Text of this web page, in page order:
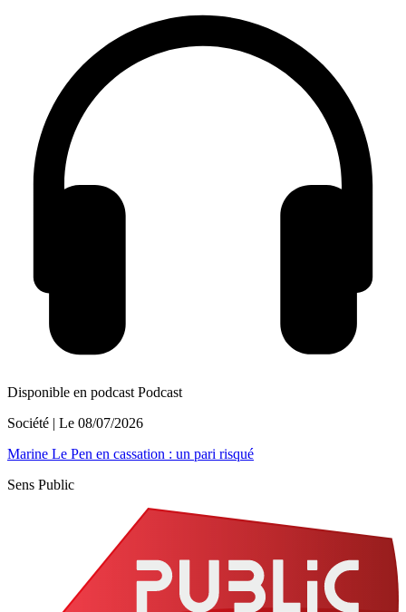
Disponible en podcast Podcast
Société | Le 08/07/2026
Marine Le Pen en cassation : un pari risqué
Sens Public